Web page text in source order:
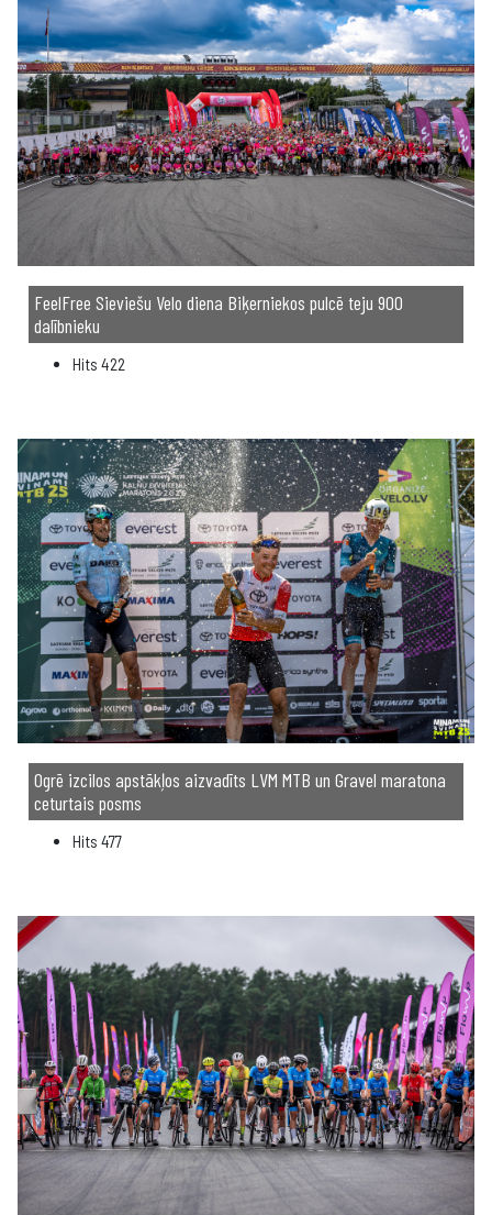
FeelFree Sieviešu Velo diena Biķerniekos pulcē teju 900
dalībnieku
Hits 422
Ogrē izcilos apstākļos aizvadīts LVM MTB un Gravel maratona
ceturtais posms
Hits 477